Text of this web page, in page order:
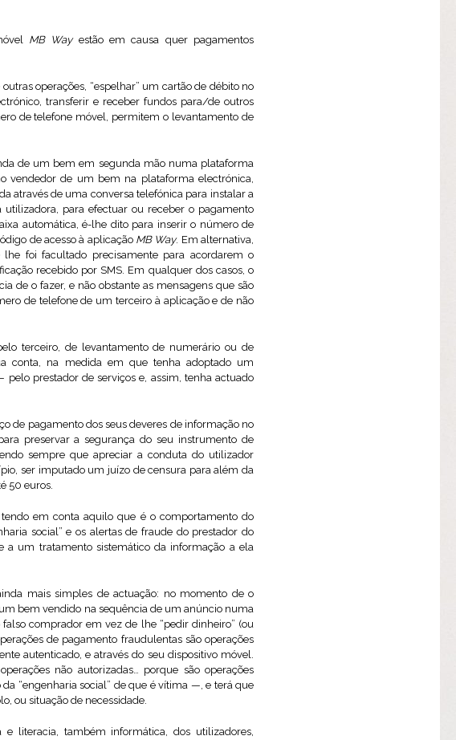
MB Way estão em causa quer pagamentos
operações, “espelhar” um cartão de débito no
transferir e receber fundos para/de outros
de telefone móvel, permitem o levantamento de
de um bem em segunda mão numa plataforma
vendedor de um bem na plataforma electrónica,
através de uma conversa telefónica para instalar a
para efectuar ou receber o pagamento
automática, é-lhe dito para inserir o número de
de acesso à aplicação MB Way. Em alternativa,
foi facultado precisamente para acordarem o
recebido por SMS. Em qualquer dos casos, o
de o fazer, e não obstante as mensagens que são
de telefone de um terceiro à aplicação e de não
terceiro, de levantamento de numerário ou de
conta, na medida em que tenha adoptado um
prestador de serviços e, assim, tenha actuado
de pagamento dos seus deveres de informação no
preservar a segurança do seu instrumento de
sempre que apreciar a conduta do utilizador
ser imputado um juízo de censura para além da
50 euros.
em conta aquilo que é o comportamento do
social” e os alertas de fraude do prestador do
a um tratamento sistemático da informação a ela
mais simples de actuação: no momento de o
bem vendido na sequência de um anúncio numa
comprador em vez de lhe “pedir dinheiro” (ou
de pagamento fraudulentas são operações
autenticado, e através do seu dispositivo móvel.
não autorizadas… porque são operações
“engenharia social” de que é vítima —, e terá que
ou situação de necessidade.
literacia, também informática, dos utilizadores,